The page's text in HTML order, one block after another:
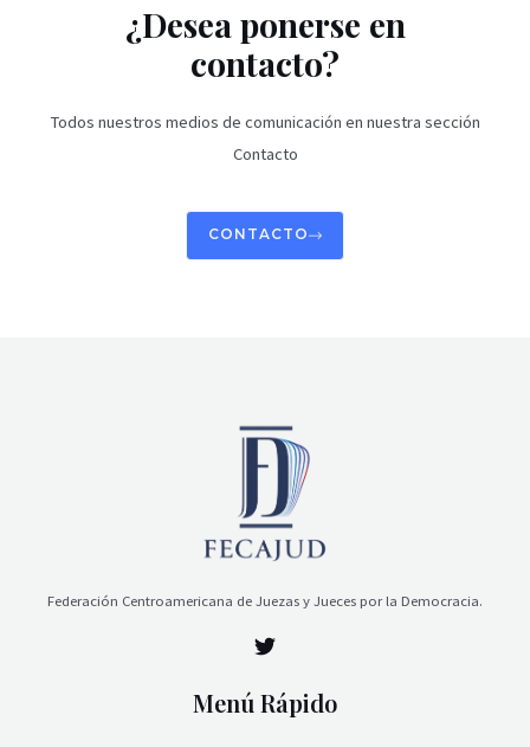
¿Desea ponerse en
contacto?
Todos nuestros medios de comunicación en nuestra sección
Contacto
CONTACTO
Federación Centroamericana de Juezas y Jueces por la Democracia.
Menú Rápido